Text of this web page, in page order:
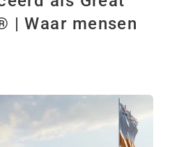
| Waar mensen